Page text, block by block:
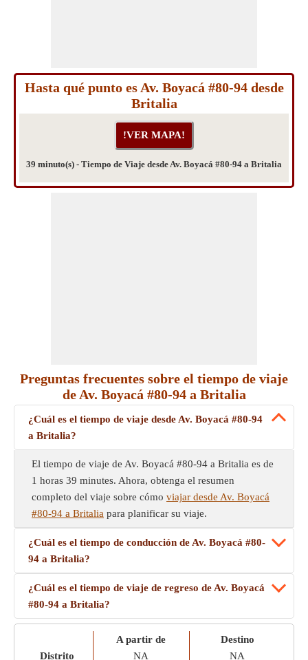
Hasta qué punto es Av. Boyacá #80-94 desde
Britalia
39 minuto(s) - Tiempo de Viaje desde Av. Boyacá #80-94 a Britalia
Preguntas frecuentes sobre el tiempo de viaje
de Av. Boyacá #80-94 a Britalia
¿Cuál es el tiempo de viaje desde Av. Boyacá #80-94
a Britalia?
El tiempo de viaje de Av. Boyacá #80-94 a Britalia es de
1 horas 39 minutes. Ahora, obtenga el resumen
completo del viaje sobre cómo viajar desde Av. Boyacá
#80-94 a Britalia para planificar su viaje.
¿Cuál es el tiempo de conducción de Av. Boyacá #80-
94 a Britalia?
¿Cuál es el tiempo de viaje de regreso de Av. Boyacá
#80-94 a Britalia?
Distrito
A partir de
NA
Destino
NA